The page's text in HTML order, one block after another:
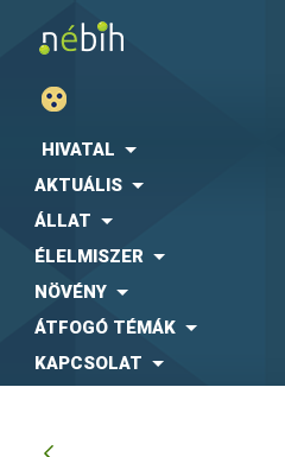
HIVATAL
AKTUÁLIS
ÁLLAT
ÉLELMISZER
NÖVÉNY
ÁTFOGÓ TÉMÁK
KAPCSOLAT